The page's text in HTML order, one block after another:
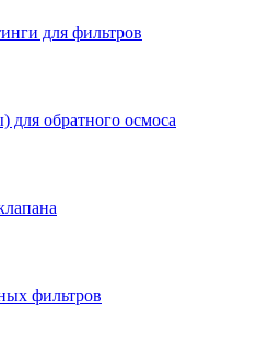
для фильтров
обратного осмоса
фильтров